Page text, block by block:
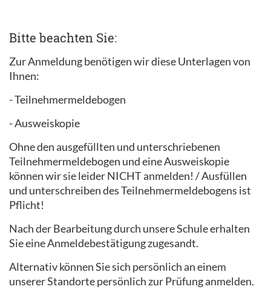
Bitte beachten Sie:
Zur Anmeldung benötigen wir diese Unterlagen von
Ihnen:
- Teilnehmermeldebogen
- Ausweiskopie
Ohne den ausgefüllten und unterschriebenen
Teilnehmermeldebogen und eine Ausweiskopie
können wir sie leider NICHT anmelden! / Ausfüllen
und unterschreiben des Teilnehmermeldebogens ist
Pflicht!
Nach der Bearbeitung durch unsere Schule erhalten
Sie eine Anmeldebestätigung zugesandt.
Alternativ können Sie sich persönlich an einem
unserer Standorte persönlich zur Prüfung anmelden.